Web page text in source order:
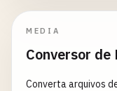
MEDIA
Conversor de
Converta arquivos